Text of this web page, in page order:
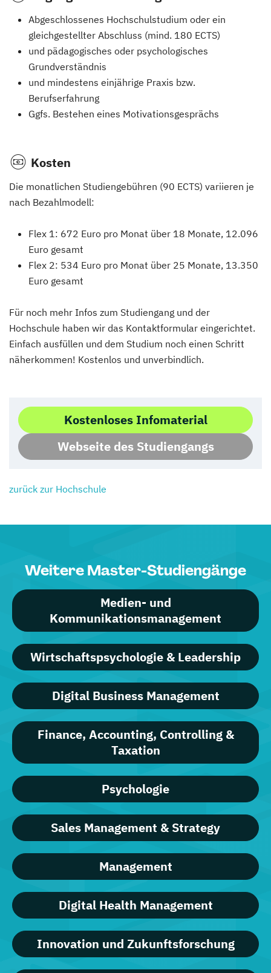
Abgeschlossenes Hochschulstudium oder ein
gleichgestellter Abschluss (mind. 180 ECTS)
und pädagogisches oder psychologisches
Grundverständnis
und mindestens einjährige Praxis bzw.
Berufserfahrung
Ggfs. Bestehen eines Motivationsgesprächs
Kosten
Die monatlichen Studiengebühren (90 ECTS) variieren je
nach Bezahlmodell:
Flex 1: 672 Euro pro Monat über 18 Monate, 12.096
Euro gesamt
Flex 2: 534 Euro pro Monat über 25 Monate, 13.350
Euro gesamt
Für noch mehr Infos zum Studiengang und der
Hochschule haben wir das Kontaktformular eingerichtet.
Einfach ausfüllen und dem Studium noch einen Schritt
näherkommen! Kostenlos und unverbindlich.
Kostenloses Infomaterial
Webseite des Studiengangs
zurück zur Hochschule
Weitere Master-Studiengänge
Medien- und
Kommunikationsmanagement
Wirtschaftspsychologie & Leadership
Digital Business Management
Finance, Accounting, Controlling &
Taxation
Psychologie
Sales Management & Strategy
Management
Digital Health Management
Innovation und Zukunftsforschung